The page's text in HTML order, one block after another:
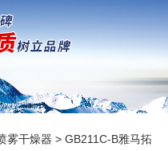
雾干燥器 > GB211C-B雅马拓